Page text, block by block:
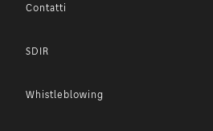
Contatti
SDIR
Whistleblowing